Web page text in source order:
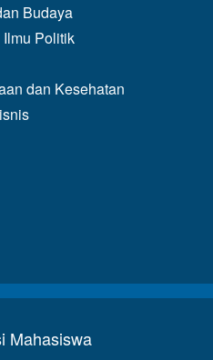
Budaya
Politik
dan Kesehatan
Mahasiswa